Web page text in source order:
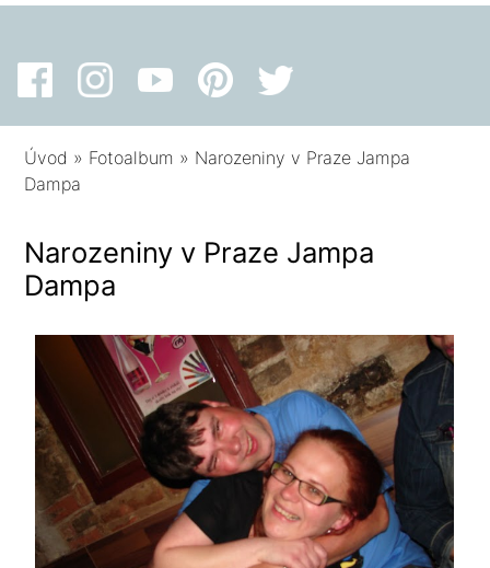
Úvod » Fotoalbum » Narozeniny v Praze Jampa
Dampa
Narozeniny v Praze Jampa
Dampa